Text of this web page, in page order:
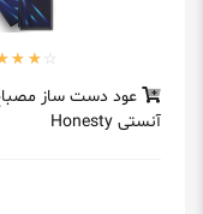
آنستی Honesty